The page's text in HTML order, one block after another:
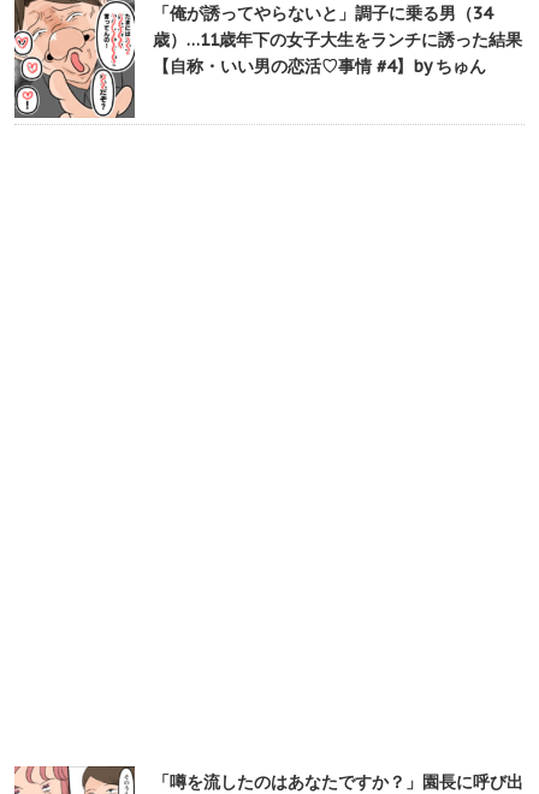
「俺が誘ってやらないと」調子に乗る男（34
歳）…11歳年下の女子大生をランチに誘った結果
【自称・いい男の恋活♡事情 #4】by ちゅん
「噂を流したのはあなたですか？」園長に呼び出